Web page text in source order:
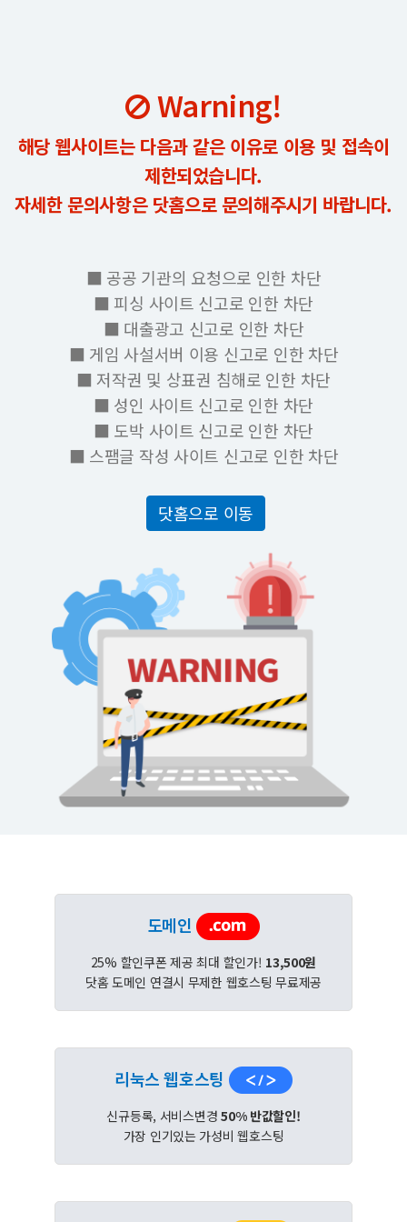
Warning!
해당 웹사이트는 다음과 같은 이유로 이용 및 접속이
제한되었습니다.
자세한 문의사항은 닷홈으로 문의해주시기 바랍니다.
■ 공공 기관의 요청으로 인한 차단
■ 피싱 사이트 신고로 인한 차단
■ 대출광고 신고로 인한 차단
■ 게임 사설서버 이용 신고로 인한 차단
■ 저작권 및 상표권 침해로 인한 차단
■ 성인 사이트 신고로 인한 차단
■ 도박 사이트 신고로 인한 차단
■ 스팸글 작성 사이트 신고로 인한 차단
닷홈으로 이동
도메인
25% 할인쿠폰 제공 최대 할인가! 13,500원
닷홈 도메인 연결시 무제한 웹호스팅 무료제공
리눅스 웹호스팅
신규등록, 서비스변경50% 반값할인!
가장 인기있는 가성비 웹호스팅